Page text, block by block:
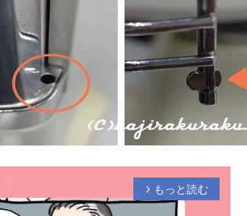
arrow_forward_ios もっと読む